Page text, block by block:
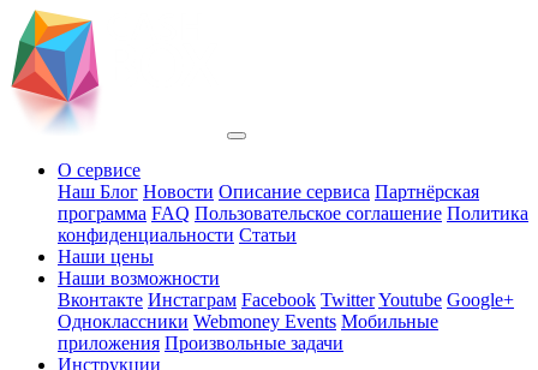
О сервисе
Наш Блог Новости Описание сервиса Партнёрская
программа FAQ Пользовательское соглашение Политика
конфиденциальности Статьи
Наши цены
Наши возможности
Вконтакте Инстаграм Facebook TwitterYoutube Google+
Одноклассники Webmoney Events Мобильные
приложения Произвольные задачи
Инструкции